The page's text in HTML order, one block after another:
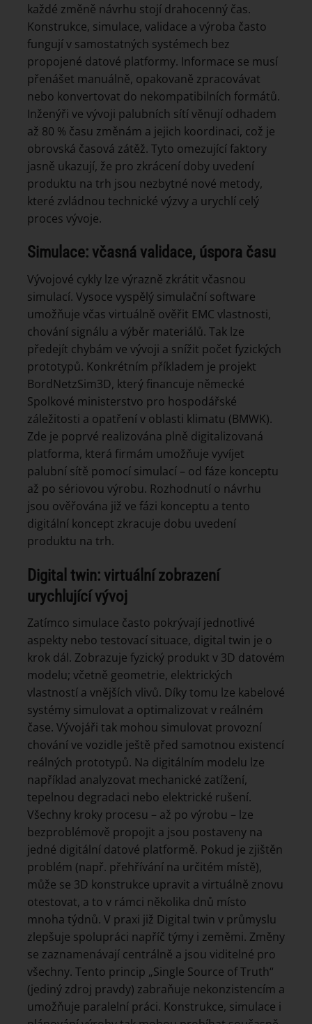
každé změně návrhu stojí drahocenný čas.
Konstrukce, simulace, validace a výroba často
fungují v samostatných systémech bez
propojené datové platformy. Informace se musí
přenášet manuálně, opakovaně zpracovávat
nebo konvertovat do nekompatibilních formátů.
Inženýři ve vývoji palubních sítí věnují odhadem
až 80 % času změnám a jejich koordinaci, což je
obrovská časová zátěž. Tyto omezující faktory
jasně ukazují, že pro zkrácení doby uvedení
produktu na trh jsou nezbytné nové metody,
které zvládnou technické výzvy a urychlí celý
proces vývoje.
Simulace: včasná validace, úspora času
Vývojové cykly lze výrazně zkrátit včasnou
simulací. Vysoce vyspělý simulační software
umožňuje včas virtuálně ověřit EMC vlastnosti,
chování signálu a výběr materiálů. Tak lze
předejít chybám ve vývoji a snížit počet fyzických
prototypů. Konkrétním příkladem je projekt
BordNetzSim3D, který financuje německé
Spolkové ministerstvo pro hospodářské
záležitosti a opatření v oblasti klimatu (BMWK).
Zde je poprvé realizována plně digitalizovaná
platforma, která firmám umožňuje vyvíjet
palubní sítě pomocí simulací – od fáze konceptu
až po sériovou výrobu. Rozhodnutí o návrhu
jsou ověřována již ve fázi konceptu a tento
digitální koncept zkracuje dobu uvedení
produktu na trh.
Digital twin: virtuální zobrazení
urychlující vývoj
Zatímco simulace často pokrývají jednotlivé
aspekty nebo testovací situace, digital twin je o
krok dál. Zobrazuje fyzický produkt v 3D datovém
modelu; včetně geometrie, elektrických
vlastností a vnějších vlivů. Díky tomu lze kabelové
systémy simulovat a optimalizovat v reálném
čase. Vývojáři tak mohou simulovat provozní
chování ve vozidle ještě před samotnou existencí
reálných prototypů. Na digitálním modelu lze
například analyzovat mechanické zatížení,
tepelnou degradaci nebo elektrické rušení.
Všechny kroky procesu – až po výrobu – lze
bezproblémově propojit a jsou postaveny na
jedné digitální datové platformě. Pokud je zjištěn
problém (např. přehřívání na určitém místě),
může se 3D konstrukce upravit a virtuálně znovu
otestovat, a to v rámci několika dnů místo
mnoha týdnů. V praxi již Digital twin v průmyslu
zlepšuje spolupráci napříč týmy i zeměmi. Změny
se zaznamenávají centrálně a jsou viditelné pro
všechny. Tento princip „Single Source of Truth“
(jediný zdroj pravdy) zabraňuje nekonzistencím a
umožňuje paralelní práci. Konstrukce, simulace i